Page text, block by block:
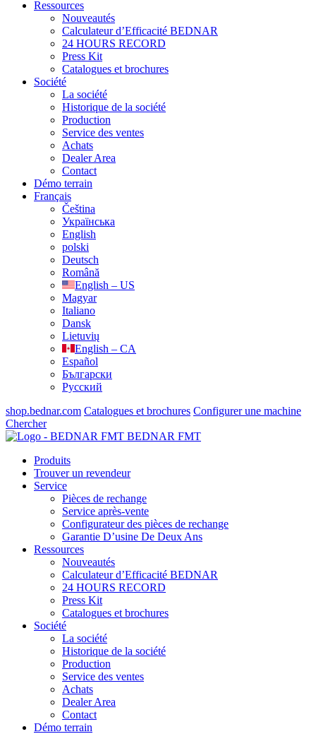
Ressources
Nouveautés
Calculateur d’Efficacité BEDNAR
24 HOURS RECORD
Press Kit
Catalogues et brochures
Société
La société
Historique de la société
Production
Service des ventes
Achats
Dealer Area
Contact
Démo terrain
Français
Čeština
Українська
English
polski
Deutsch
Română
English – US
Magyar
Italiano
Dansk
Lietuvių
English – CA
Español
Български
Русский
shop.bednar.com Catalogues et brochures Configurer une machine
Chercher
BEDNAR FMT
Produits
Trouver un revendeur
Service
Pièces de rechange
Service après-vente
Configurateur des pièces de rechange
Garantie D’usine De Deux Ans
Ressources
Nouveautés
Calculateur d’Efficacité BEDNAR
24 HOURS RECORD
Press Kit
Catalogues et brochures
Société
La société
Historique de la société
Production
Service des ventes
Achats
Dealer Area
Contact
Démo terrain